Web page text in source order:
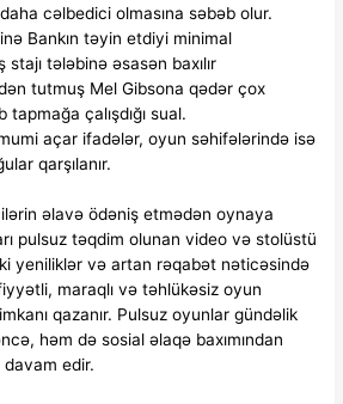
cəlbedici olmasına səbəb olur.
Bankın təyin etdiyi minimal
stajı tələbinə əsasən baxılır
tutmuş Mel Gibsona qədər çox
tapmağa çalışdığı sual.
açar ifadələr, oyun səhifələrində isə
qarşılanır.
əlavə ödəniş etmədən oynaya
pulsuz təqdim olunan video və stolüstü
yeniliklər və artan rəqabət nəticəsində
maraqlı və təhlükəsiz oyun
qazanır. Pulsuz oyunlar gündəlik
həm də sosial əlaqə baxımından
edir.